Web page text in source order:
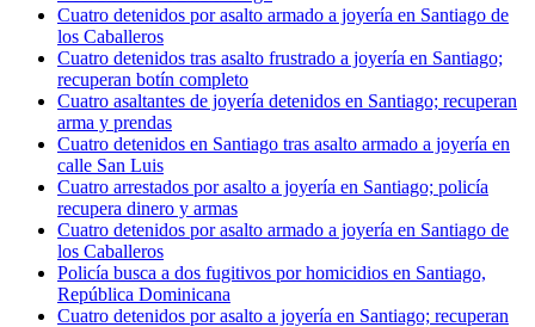
Cuatro detenidos por asalto armado a joyería en Santiago de
los Caballeros
Cuatro detenidos tras asalto frustrado a joyería en Santiago;
recuperan botín completo
Cuatro asaltantes de joyería detenidos en Santiago; recuperan
arma y prendas
Cuatro detenidos en Santiago tras asalto armado a joyería en
calle San Luis
Cuatro arrestados por asalto a joyería en Santiago; policía
recupera dinero y armas
Cuatro detenidos por asalto armado a joyería en Santiago de
los Caballeros
Policía busca a dos fugitivos por homicidios en Santiago,
República Dominicana
Cuatro detenidos por asalto a joyería en Santiago; recuperan